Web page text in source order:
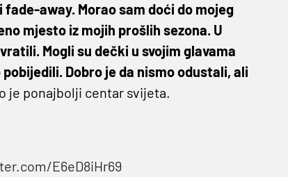
away. Morao sam doći do mojeg
mjesto iz mojih prošlih sezona. U
Mogli su dečki u svojim glavama
pobijedili. Dobro je da nismo odustali, ali
je ponajbolji centar svijeta.
E6eD8iHr69